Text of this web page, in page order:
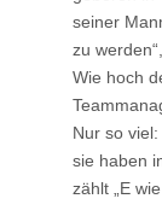
seiner
zu
Wie hoch
Nur so
sie haben
zählt „E